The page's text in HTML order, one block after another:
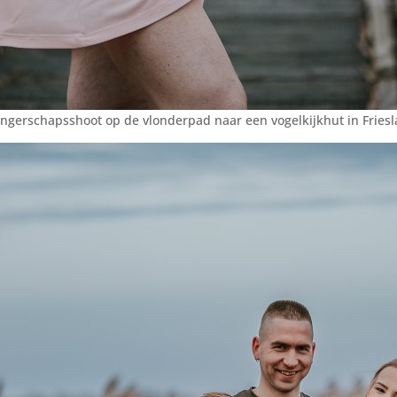
op de vlonderpad naar een vogelkijkhut in